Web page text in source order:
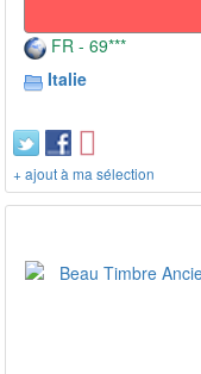
FR - 69***
Italie
+ ajout à ma sélection